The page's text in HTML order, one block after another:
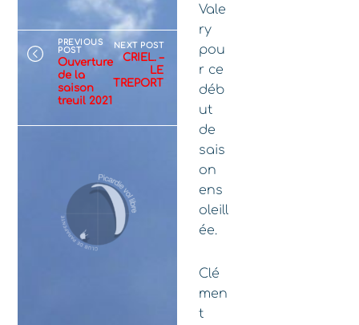
PREVIOUS
POST
Ouverture
de la
saison
treuil 2021
NEXT POST
CRIEL. –
LE
TREPORT
Vale
ry
pou
r ce
déb
ut
de
sais
on
ens
oleill
ée.
Clé
men
t